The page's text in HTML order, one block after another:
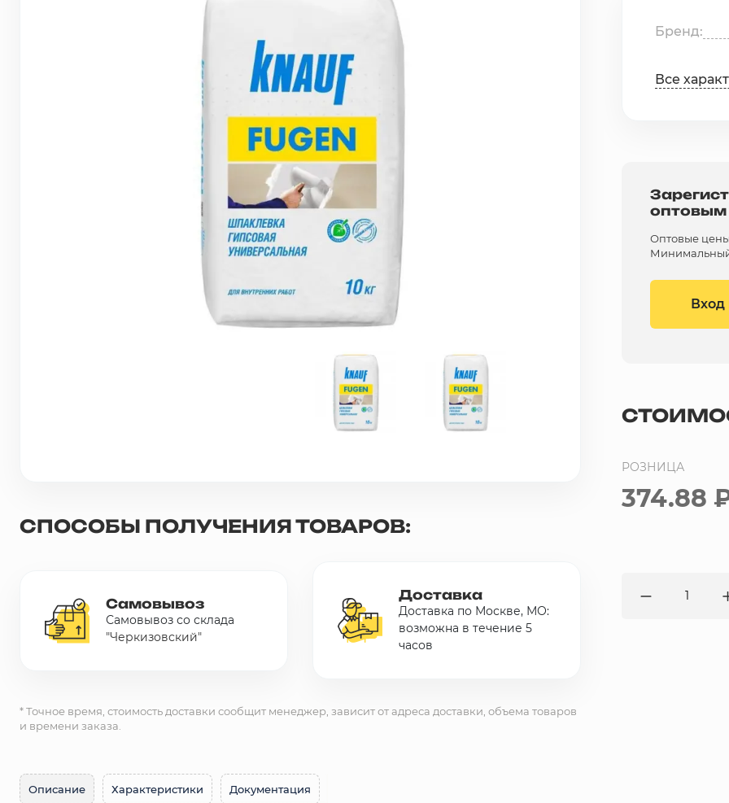
Грунтовки, ПВА, спец. растворы
Герметики, жидкие гвозди, пена
Саморезы, дюбеля, шурупы
Инструмент и оборудование
Лакокрасочные материалы
СПОСОБЫ ПОЛУЧЕНИЯ ТОВАРОВ:
Самовывоз
Самовывоз со склада
"Черкизовский"
Доставка
Доставка по Москве, МО:
возможна в течение 5
часов
* Точное время, стоимость доставки сообщит менеджер, зависит от адреса доставки, объема товаров
и времени заказа.
Бренд
Все
Оптовые цены
Минимальный
Вход
РОЗНИЦА
374.88
Описание Характеристики Документация